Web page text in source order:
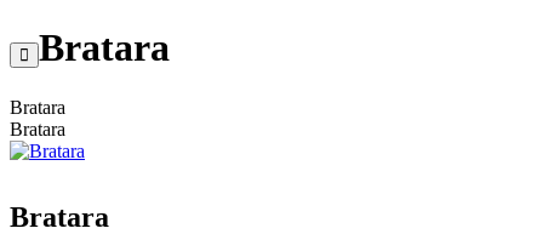
Bratara
Bratara
Bratara
Bratara